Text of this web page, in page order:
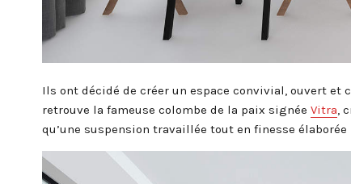
Ils ont décidé de créer un espace convivial, ouvert et
retrouve la fameuse colombe de la paix signée Vitra,
qu’une suspension travaillée tout en finesse élaborée